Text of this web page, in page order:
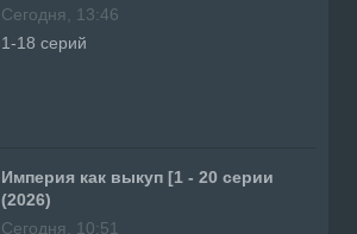
Сегодня, 13:46
1-18 серий
Империя как выкуп [1 - 20 серии
(2026)
Сегодня, 10:51